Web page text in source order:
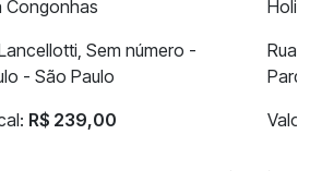
Congonhas
Sem número -
- São Paulo
R$ 239,00
Rua